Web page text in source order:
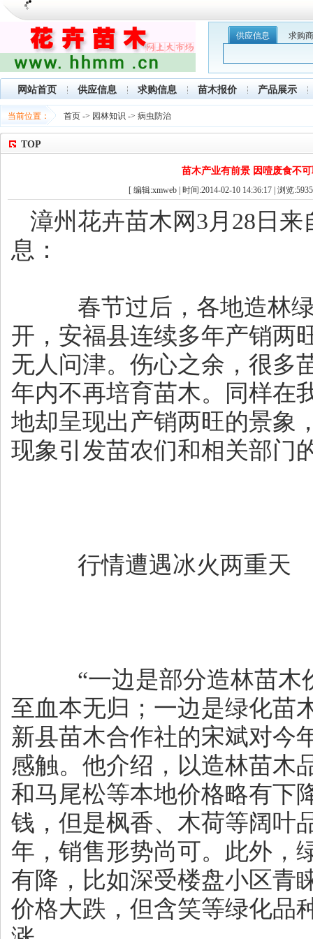
供应信息 求购
网站首页 供应信息 求购信息 苗木报价 产品展示
当前位置： 首页 -> 园林知识 -> 病虫防治
TOP
苗木产业有前景 因噎废食不
[ 编辑:xmweb | 时间:2014-02-10 14:36:17 | 浏览:5935
漳州花卉苗木网3月28日来
息：
春节过后，各地造林绿
开，安福县连续多年产销两
无人问津。伤心之余，很多
年内不再培育苗木。同样在
地却呈现出产销两旺的景象
现象引发苗农们和相关部门
行情遭遇冰火两重天
“一边是部分造林苗木
至血本无归；一边是绿化苗
新县苗木合作社的宋斌对今
感触。他介绍，以造林苗木
和马尾松等本地价格略有下
钱，但是枫香、木荷等阔叶
年，销售形势尚可。此外，
有降，比如深受楼盘小区青
价格大跌，但含笑等绿化品